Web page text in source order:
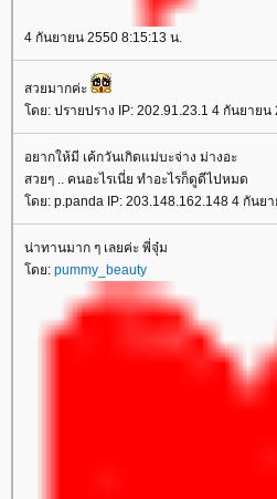
4 กันยายน 2550 8:15:13 น.
สวยมากค่ะ
โดย: ปรายปราง IP: 202.91.23.1 4 กันยายน
อยากให้มี เค้กวันเกิดแม่บะจ่าง ม่างอะ
สวยๆ .. คนอะไรเนี่ย ทำอะไรก็ดูดีไปหมด
โดย: p.panda IP: 203.148.162.148 4 กันย
น่าทานมาก ๆ เลยค่ะ พี่จุ๋ม
โดย: pummy_beauty